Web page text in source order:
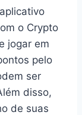
o Crypto
jogar em
pelo
ser
disso,
de suas